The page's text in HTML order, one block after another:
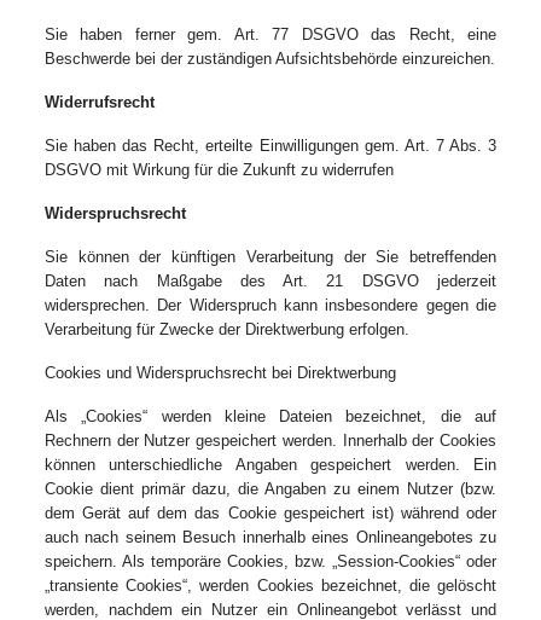
Sie haben ferner gem. Art. 77 DSGVO das Recht, eine
Beschwerde bei der zuständigen Aufsichtsbehörde einzureichen.
Widerrufsrecht
Sie haben das Recht, erteilte Einwilligungen gem. Art. 7 Abs. 3
DSGVO mit Wirkung für die Zukunft zu widerrufen
Widerspruchsrecht
Sie können der künftigen Verarbeitung der Sie betreffenden
Daten nach Maßgabe des Art. 21 DSGVO jederzeit
widersprechen. Der Widerspruch kann insbesondere gegen die
Verarbeitung für Zwecke der Direktwerbung erfolgen.
Cookies und Widerspruchsrecht bei Direktwerbung
Als „Cookies“ werden kleine Dateien bezeichnet, die auf
Rechnern der Nutzer gespeichert werden. Innerhalb der Cookies
können unterschiedliche Angaben gespeichert werden. Ein
Cookie dient primär dazu, die Angaben zu einem Nutzer (bzw.
dem Gerät auf dem das Cookie gespeichert ist) während oder
auch nach seinem Besuch innerhalb eines Onlineangebotes zu
speichern. Als temporäre Cookies, bzw. „Session-Cookies“ oder
„transiente Cookies“, werden Cookies bezeichnet, die gelöscht
werden, nachdem ein Nutzer ein Onlineangebot verlässt und